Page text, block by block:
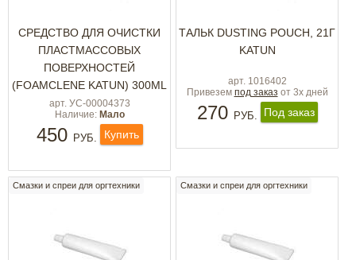
СРЕДСТВО ДЛЯ ОЧИСТКИ
ПЛАСТМАССОВЫХ
ПОВЕРХНОСТЕЙ
(FOAMCLENE KATUN) 300ML
арт. УС-00004373
Наличие: Мало
450 РУБ. Купить
ТАЛЬК DUSTING POUCH, 21Г
KATUN
арт. 1016402
Привезем под заказ от 3х дней
270 РУБ. Под заказ
Смазки и спреи для оргтехники Смазки и спреи для оргтехники